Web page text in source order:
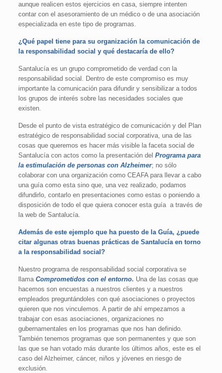
aunque realicen estos ejercicios en casa, siempre intenten
contar con el asesoramiento de un médico o de una asociación
especializada en este tipo de programas.
¿Qué papel tiene para su organización la comunicación de
la responsabilidad social y qué destacaría de ello?
Santalucía es un grupo comprometido de verdad con la
responsabilidad social. Dentro de este compromiso es muy
importante la comunicación para difundir y sensibilizar a todos
los grupos de interés sobre las necesidades sociales que
existen.
Desde el punto de vista estratégico de comunicación y del Plan
estratégico de responsabilidad social corporativa, una de las
cosas que queremos es hacer más visible la faceta social de
Santalucía con actos como la presentación delPrograma para
la estimulación de personas con Alzheimer; no sólo
colaborar con una organización como CEAFA para llevar a cabo
una guía como esta sino que, una vez realizado, podamos
difundirlo, contarlo en presentaciones como estas o poniendo a
disposición de todo el que quiera conocer esta guía a través de
la web de Santalucía.
Además de este ejemplo que ha puesto de la Guía, ¿puede
citar algunas otras buenas prácticas de Santalucía en torno
a la responsabilidad social?
Nuestro programa de responsabilidad social corporativa se
llamaComprometidos con el entorno. Una de las cosas que
hacemos son encuestas a nuestros clientes y a nuestros
empleados preguntándoles con qué asociaciones o proyectos
quieren que nos vinculemos. A partir de ahí empezamos a
trabajar con esas asociaciones, organizaciones no
gubernamentales en los programas que nos han definido.
También tenemos programas que son permanentes y que son
las que se han votado más durante los últimos años, este es el
caso del Alzheimer, cáncer, niños y jóvenes en riesgo de
exclusión.